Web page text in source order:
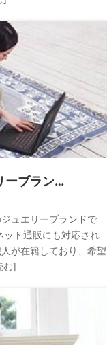
ーブラン…
ュエリーブランドで
ト通販にも対応され
が在籍しており、希望
む]